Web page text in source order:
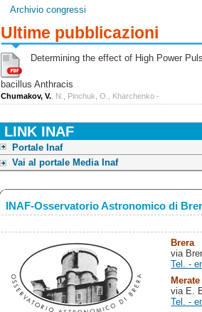
Archivio congressi
Ultime pubblicazioni
Determining the effect of High Power
bacillus Anthracis
Chumakov, V. , N., Pinchuk, O., Kharchenko -
LINK INAF
Portale Inaf
Vai al portale Media Inaf
INAF-Osservatorio Astronomico di
Brera
via
Tel. -
Merate
via E.
Tel. -